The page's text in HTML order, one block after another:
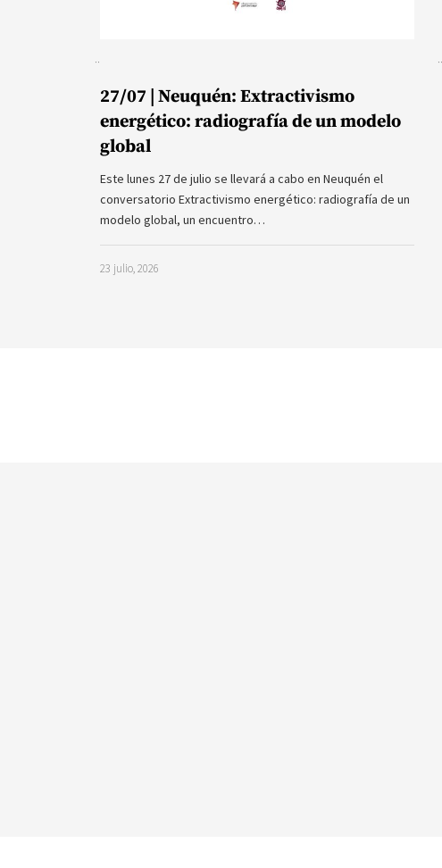
27/07 | Neuquén: Extractivismo
energético: radiografía de un modelo
global
Este lunes 27 de julio se llevará a cabo en Neuquén el
conversatorio Extractivismo energético: radiografía de un
modelo global, un encuentro…
23 julio, 2026